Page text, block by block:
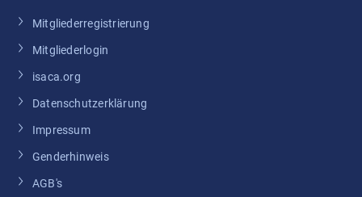
Mitgliederregistrierung
Mitgliederlogin
isaca.org
Datenschutzerklärung
Impressum
Genderhinweis
AGB's